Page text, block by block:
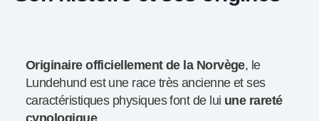
Originaire officiellement de la Norvège, le
Lundehund est une race très ancienne et ses
caractéristiques physiques font de lui une rareté